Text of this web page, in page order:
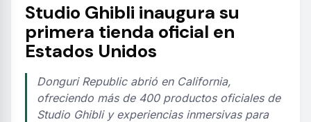
Studio Ghibli inaugura su
primera tienda oficial en
Estados Unidos
Donguri Republic abrió en California,
ofreciendo más de 400 productos oficiales de
Studio Ghibli y experiencias inmersivas para